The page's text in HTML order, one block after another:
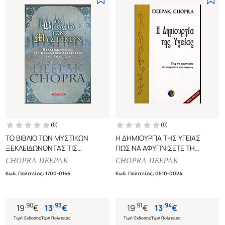
(0)
ΤΟ ΒΙΒΛΙΟ ΤΩΝ ΜΥΣΤΙΚΩΝ
ΞΕΚΛΕΙΔΩΝΟΝΤΑΣ ΤΙΣ
ΚΡΥΜΜΕΝΕΣ ΔΙΑΣΤΑΣΕΙΣ ΤΗΣ
CHOPRA DEEPAK
Κωδ. Πολιτείας:1700-0166
19.90€
Τιμή Έκδοσης
13.93€
Τιμή Πολιτείας
(0)
Η ΔΗΜΙΟΥΡΓΙΑ ΤΗΣ ΥΓΕΙΑΣ
ΠΩΣ ΝΑ ΑΦΥΠΝΙΣΕΤΕ ΤΗ
ΝΟΗΜΟΣΥΝΗ ΤΟΥ ΣΩΜΑΤΟΣ
CHOPRA DEEPAK
Κωδ. Πολιτείας:0510-0024
19.91€
Τιμή Έκδοσης
13.94€
Τιμή Πολιτείας